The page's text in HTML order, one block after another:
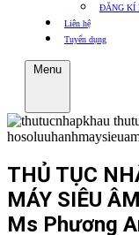
ĐĂNG KÍ
Liên hệ
Tuyển dụng
Menu
THỦ TỤC
MÁY SIÊU
Ms Phương